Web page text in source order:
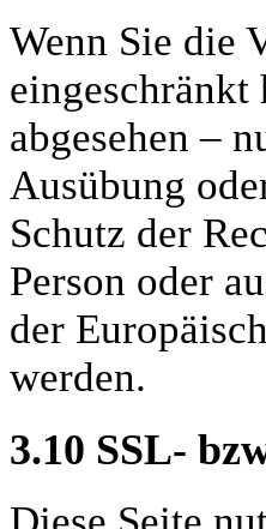
Wenn Sie die
eingeschränkt
abgesehen –
Ausübung
Schutz der
Person oder
der
werden.
3.10 SSL-